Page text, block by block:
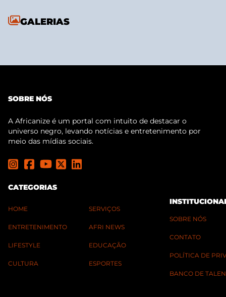
GALERIAS
SOBRE NÓS
A Africanize é um portal com intuito de destacar o
universo negro, levando notícias e entretenimento por
meio das mídias sociais.
CATEGORIAS
HOME
ENTRETENIMENTO
LIFESTYLE
CULTURA
SERVIÇOS
AFRI NEWS
EDUCAÇÃO
ESPORTES
SOBRE NÓS
CONTATO
POLÍTICA DE
BANCO DE